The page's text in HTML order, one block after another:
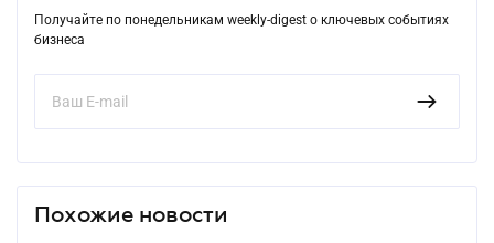
Получайте по понедельникам weekly-digest о ключевых событиях
бизнеса
Похожие новости